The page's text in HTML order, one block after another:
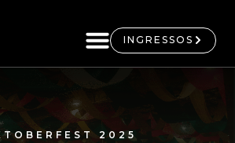
INGRESSOS
2025